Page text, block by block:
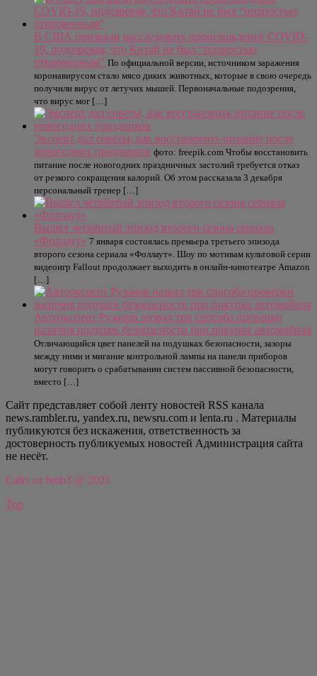
В США призвали расследовать происхождение COVID-
19, подозревая, что Китай не был “полностью
откровенным” По официальной версии, источником заражения
коронавирусом стало мясо диких животных, которые в свою очередь
получили вирус от летучих мышей. Первоначальные подозрения,
что вирус мог […]
Эксперт дал советы, как восстановить питание после
новогодних праздников фото: freepik.com Чтобы восстановить
питание после новогодних праздничных застолий требуется отказ
от резкого сокращения калорий. Об этом рассказала 3 декабря
персональный тренер […]
Вышел четвёртый эпизод второго сезона сериала
«Фоллаут» 7 января состоялась премьера третьего эпизода
второго сезона сериала «Фоллаут». Шоу по мотивам культовой серии
видеоигр Fallout продолжает выходить в онлайн-кинотеатре Amazon
[…]
Автоэксперт Рузанов назвал три способа проверки
наличия подушек безопасности при покупке автомобиля
Отличающийся цвет панелей на подушках безопасности, зазоры
между ними и мигание контрольной лампы на панели приборов
могут говорить о срабатывании систем пассивной безопасности,
вместо […]
Сайт представляет собой ленту новостей RSS канала
news.rambler.ru, yandex.ru, newsru.com и lenta.ru . Материалы
публикуются без искажения, ответственность за
достоверность публикуемых новостей Администрация сайта
не несёт.
Сайт от bmb3 @ 2021
Top